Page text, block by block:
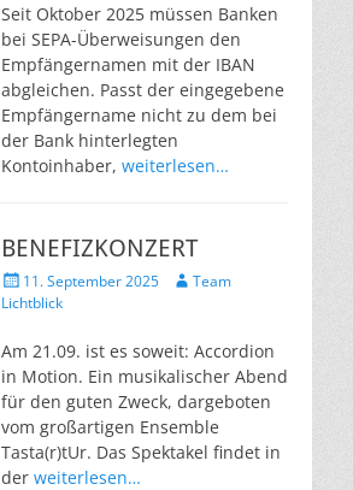
Seit Oktober 2025 müssen Banken
bei SEPA-Überweisungen den
Empfängernamen mit der IBAN
abgleichen. Passt der eingegebene
Empfängername nicht zu dem bei
der Bank hinterlegten
Kontoinhaber, weiterlesen…
BENEFIZKONZERT
Veröffentlicht
am
11. September 2025 AutorTeam
Lichtblick
Am 21.09. ist es soweit: Accordion
in Motion. Ein musikalischer Abend
für den guten Zweck, dargeboten
vom großartigen Ensemble
Tasta(r)tUr. Das Spektakel findet in
der weiterlesen…